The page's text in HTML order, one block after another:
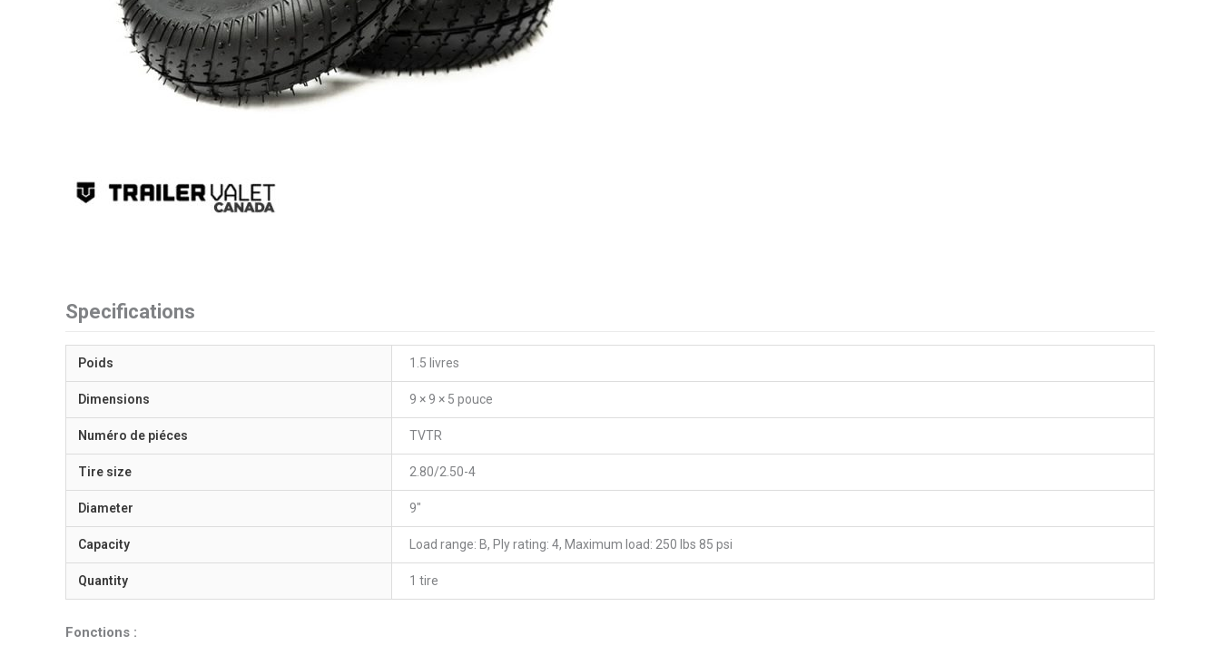
Specifications
Poids 1.5 livres
Dimensions 9 × 9 × 5 pouce
Numéro de piéces TVTR
Tire size 2.80/2.50-4
Diameter 9"
Capacity Load range: B, Ply rating: 4, Maximum load: 250 lbs 85 psi
Quantity 1 tire
Fonctions :